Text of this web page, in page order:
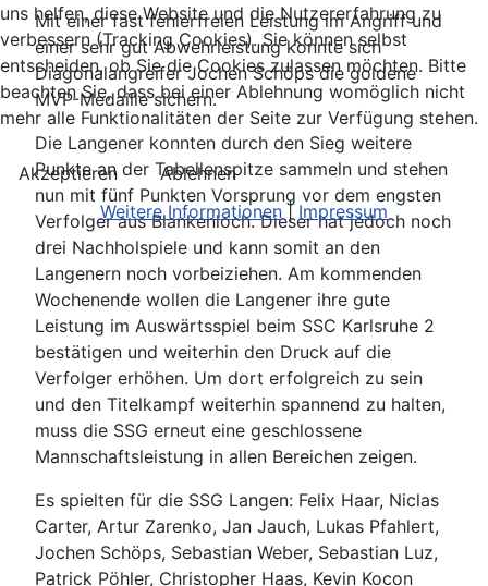
Mit einer fast fehlerfreien Leistung im Angriff und
einer sehr gut Abwehrleistung konnte sich
Diagonalangreifer Jochen Schöps die goldene
MVP-Medaille sichern.
Die Langener konnten durch den Sieg weitere
Punkte an der Tabellenspitze sammeln und stehen
nun mit fünf Punkten Vorsprung vor dem engsten
Verfolger aus Blankenloch. Dieser hat jedoch noch
drei Nachholspiele und kann somit an den
Langenern noch vorbeiziehen. Am kommenden
Wochenende wollen die Langener ihre gute
Leistung im Auswärtsspiel beim SSC Karlsruhe 2
bestätigen und weiterhin den Druck auf die
Verfolger erhöhen. Um dort erfolgreich zu sein
und den Titelkampf weiterhin spannend zu halten,
muss die SSG erneut eine geschlossene
Mannschaftsleistung in allen Bereichen zeigen.
Es spielten für die SSG Langen: Felix Haar, Niclas
Carter, Artur Zarenko, Jan Jauch, Lukas Pfahlert,
Jochen Schöps, Sebastian Weber, Sebastian Luz,
Patrick Pöhler, Christopher Haas, Kevin Kocon
uns helfen, diese Website und die Nutzererfahrung zu
verbessern (Tracking Cookies). Sie können selbst
entscheiden, ob Sie die Cookies zulassen möchten. Bitte
beachten Sie, dass bei einer Ablehnung womöglich nicht
mehr alle Funktionalitäten der Seite zur Verfügung stehen.
Akzeptieren
Ablehnen
Weitere Informationen | Impressum